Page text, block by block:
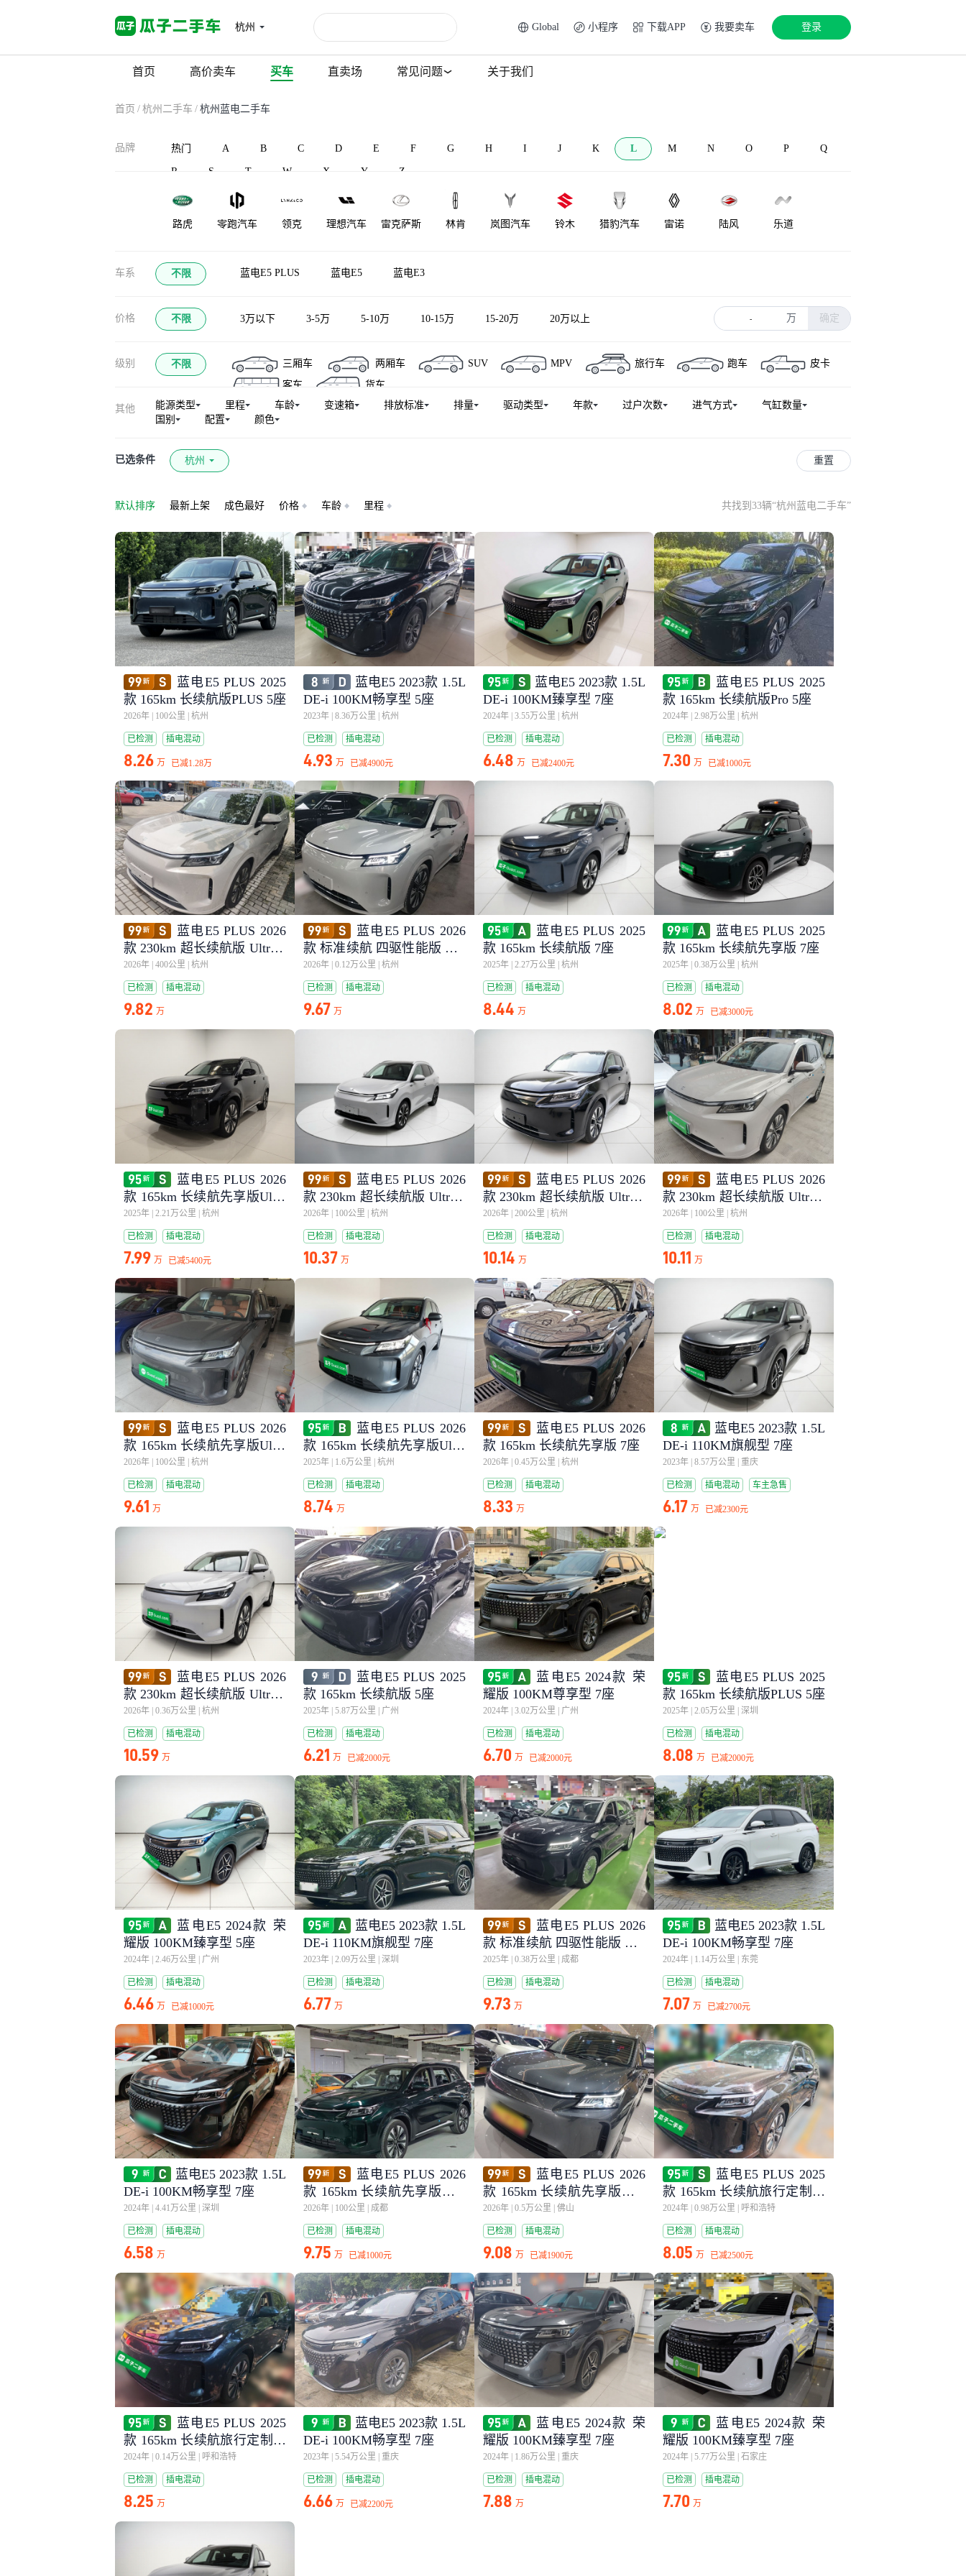
杭州 Global 小程序 下载APP 我要卖车 登录
首页 高价卖车 买车 直卖场 常见问题 关于我们
首页 / 杭州二手车 / 杭州蓝电二手车
品牌 热门 A B C D E F G H I J K L M N O P Q
R S T W X Y Z
路虎 零跑汽车 领克 理想汽车 雷克萨斯 林肯 岚图汽车 铃木 猎豹汽车 雷诺 陆风 乐道
凌宝汽车 蓝电 灵悉 莲花跑车 菱势汽车
龙程汽车
MOTORS
车系 不限 蓝电E5 PLUS 蓝电E5 蓝电E3
价格 不限 3万以下 3-5万 5-10万 10-15万 15-20万 20万以上 - 万 确定
级别 不限 三厢车 两厢车 SUV MPV 旅行车 跑车
皮卡
客车
货车
其他 能源类型 里程 车龄 变速箱 排放标准 排量 驱动类型 年款 过户次数 进气方式
气缸数量
国别
配置 颜色
已选条件 杭州 重置
默认排序 最新上架 成色最好 价格 车龄 里程 共找到33辆“杭州蓝电二手车”
蓝电E5 PLUS 2025
款 165km 长续航版PLUS 5座
2026年 100公里 杭州
已检测 插电混动
8.26 万 已减1.28万
蓝电E5 2023款 1.5L
DE-i 100KM畅享型 5座
2023年 8.36万公里 杭州
已检测 插电混动
4.93 万 已减4900元
蓝电E5 2023款 1.5L
DE-i 100KM臻享型 7座
2024年 3.55万公里 杭州
已检测 插电混动
6.48 万 已减2400元
蓝电E5 PLUS 2025
款 165km 长续航版Pro 5座
2024年 2.98万公里 杭州
已检测 插电混动
7.30 万 已减1000元
蓝电E5 PLUS 2026
款 230km 超长续航版 Ultra 5
座
2026年 400公里 杭州
已检测 插电混动
9.82 万
蓝电E5 PLUS 2026
款 标准续航 四驱性能版 Ultr
a
2026年 0.12万公里 杭州
已检测 插电混动
9.67 万
蓝电E5 PLUS 2025
款 165km 长续航版 7座
2025年 2.27万公里 杭州
已检测 插电混动
8.44 万
蓝电E5 PLUS 2025
款 165km 长续航先享版 7座
2025年 0.38万公里 杭州
已检测 插电混动
8.02 万 已减3000元
蓝电E5 PLUS 2026
款 165km 长续航先享版Ultra
5座
2025年 2.21万公里 杭州
已检测 插电混动
7.99 万 已减5400元
蓝电E5 PLUS 2026
款 230km 超长续航版 Ultra 5
座
2026年 100公里 杭州
已检测 插电混动
10.37 万
蓝电E5 PLUS 2026
款 230km 超长续航版 Ultra 7
座
2026年 200公里 杭州
已检测 插电混动
10.14 万
蓝电E5 PLUS 2026
款 230km 超长续航版 Ultra 7
座
2026年 100公里 杭州
已检测 插电混动
10.11 万
蓝电E5 PLUS 2026
款 165km 长续航先享版Ultra
7座
2026年 100公里 杭州
已检测 插电混动
9.61 万
蓝电E5 PLUS 2026
款 165km 长续航先享版Ultra
7座
2025年 1.6万公里 杭州
已检测 插电混动
8.74 万
蓝电E5 PLUS 2026
款 165km 长续航先享版 7座
2026年 0.45万公里 杭州
已检测 插电混动
8.33 万
蓝电E5 2023款 1.5L
DE-i 110KM旗舰型 7座
2023年 8.57万公里 重庆
已检测 插电混动 车主急售
6.17 万 已减2300元
蓝电E5 PLUS 2026
款 230km 超长续航版 Ultra 7
座
2026年 0.36万公里 杭州
已检测 插电混动
10.59 万
蓝电E5 PLUS 2025
款 165km 长续航版 5座
2025年 5.87万公里 广州
已检测 插电混动
6.21 万 已减2000元
蓝电E5 2024款 荣
耀版 100KM尊享型 7座
2024年 3.02万公里 广州
已检测 插电混动
6.70 万 已减2000元
蓝电E5 PLUS 2025
款 165km 长续航版PLUS 5座
2025年 2.05万公里 深圳
已检测 插电混动
8.08 万 已减2000元
蓝电E5 2024款 荣
耀版 100KM臻享型 5座
2024年 2.46万公里 广州
已检测 插电混动
6.46 万 已减1000元
蓝电E5 2023款 1.5L
DE-i 110KM旗舰型 7座
2023年 2.09万公里 深圳
已检测 插电混动
6.77 万
蓝电E5 PLUS 2026
款 标准续航 四驱性能版 Ultr
a
2025年 0.38万公里 成都
已检测 插电混动
9.73 万
蓝电E5 2023款 1.5L
DE-i 100KM畅享型 7座
2024年 1.14万公里 东莞
已检测 插电混动
7.07 万 已减2700元
蓝电E5 2023款 1.5L
DE-i 100KM畅享型 7座
2024年 4.41万公里 深圳
已检测 插电混动
6.58 万
蓝电E5 PLUS 2026
款 165km 长续航先享版Max
7座
2026年 100公里 成都
已检测 插电混动
9.75 万 已减1000元
蓝电E5 PLUS 2026
款 165km 长续航先享版Max
5座
2026年 0.5万公里 佛山
已检测 插电混动
9.08 万 已减1900元
蓝电E5 PLUS 2025
款 165km 长续航旅行定制版
7座
2024年 0.98万公里 呼和浩特
已检测 插电混动
8.05 万 已减2500元
蓝电E5 PLUS 2025
款 165km 长续航旅行定制版
7座
2024年 0.14万公里 呼和浩特
已检测 插电混动
8.25 万
蓝电E5 2023款 1.5L
DE-i 100KM畅享型 7座
2023年 5.54万公里 重庆
已检测 插电混动
6.66 万 已减2200元
蓝电E5 2024款 荣
耀版 100KM臻享型 7座
2024年 1.86万公里 重庆
已检测 插电混动
7.88 万
蓝电E5 2024款 荣
耀版 100KM臻享型 7座
2024年 5.77万公里 石家庄
已检测 插电混动
7.70 万